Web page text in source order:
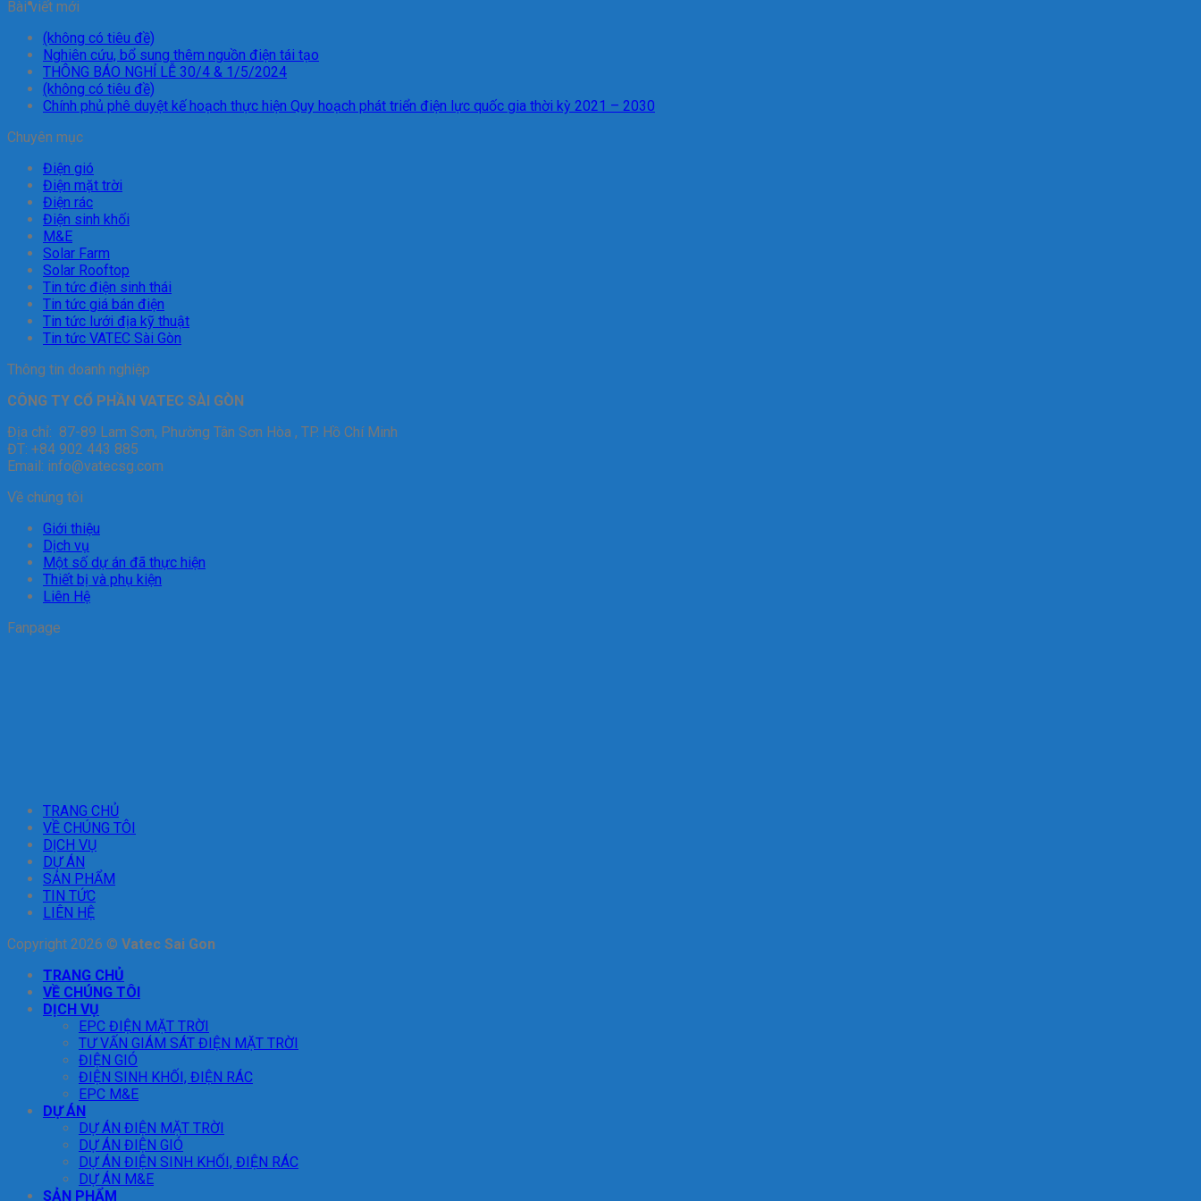
Bài viết mới
(không có tiêu đề)
Nghiên cứu, bổ sung thêm nguồn điện tái tạo
THÔNG BÁO NGHỈ LỄ 30/4 & 1/5/2024
(không có tiêu đề)
Chính phủ phê duyệt kế hoạch thực hiện Quy hoạch phát triển điện lực quốc gia thời kỳ 2021 – 2030
Chuyên mục
Điện gió
Điện mặt trời
Điện rác
Điện sinh khối
M&E
Solar Farm
Solar Rooftop
Tin tức điện sinh thái
Tin tức giá bán điện
Tin tức lưới địa kỹ thuật
Tin tức VATEC Sài Gòn
Thông tin doanh nghiệp
CÔNG TY CỔ PHẦN VATEC SÀI GÒN
Địa chỉ: 87-89 Lam Sơn, Phường Tân Sơn Hòa , TP. Hồ Chí Minh
ĐT: +84 902 443 885
Email: info@vatecsg.com
Về chúng tôi
Giới thiệu
Dịch vụ
Một số dự án đã thực hiện
Thiết bị và phụ kiện
Liên Hệ
Fanpage
TRANG CHỦ
VỀ CHÚNG TÔI
DỊCH VỤ
DỰ ÁN
SẢN PHẨM
TIN TỨC
LIÊN HỆ
Copyright 2026 © Vatec Sai Gon
TRANG CHỦ
VỀ CHÚNG TÔI
DỊCH VỤ
EPC ĐIỆN MẶT TRỜI
TƯ VẤN GIÁM SÁT ĐIỆN MẶT TRỜI
ĐIỆN GIÓ
ĐIỆN SINH KHỐI, ĐIỆN RÁC
EPC M&E
DỰ ÁN
DỰ ÁN ĐIỆN MẶT TRỜI
DỰ ÁN ĐIỆN GIÓ
DỰ ÁN ĐIỆN SINH KHỐI, ĐIỆN RÁC
DỰ ÁN M&E
SẢN PHẨM